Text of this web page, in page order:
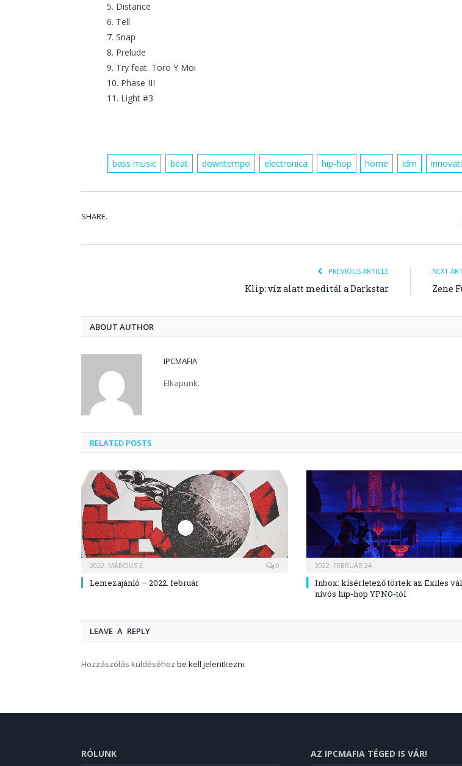
5. Distance
6. Tell
7. Snap
8. Prelude
9. Try feat. Toro Y Moi
10. Phase III
11. Light #3
bass music beat downtempo electronica hip-hop home idm
SHARE.
PREVIOUS ARTICLE
Klip: víz alatt meditál a Darkstar
NEXT
Zene
ABOUT AUTHOR
IPCMAFIA
Elkapunk.
RELATED POSTS
2022. MÁRCIUS 2. 0
Lemezajánló – 2022. február
2022. FEBRUÁR 24.
Inbox: kísérletező törtek az Exiles
nívós hip-hop YPNO-tól
LEAVE A REPLY
Hozzászólás küldéséhez be kell jelentkezni.
RÓLUNK AZ IPCMAFIA TÉGED IS VÁR!